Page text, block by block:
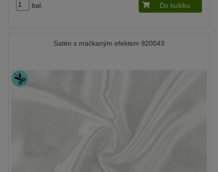
bal. Do košíku
Satén s mačkaným efektem 920043